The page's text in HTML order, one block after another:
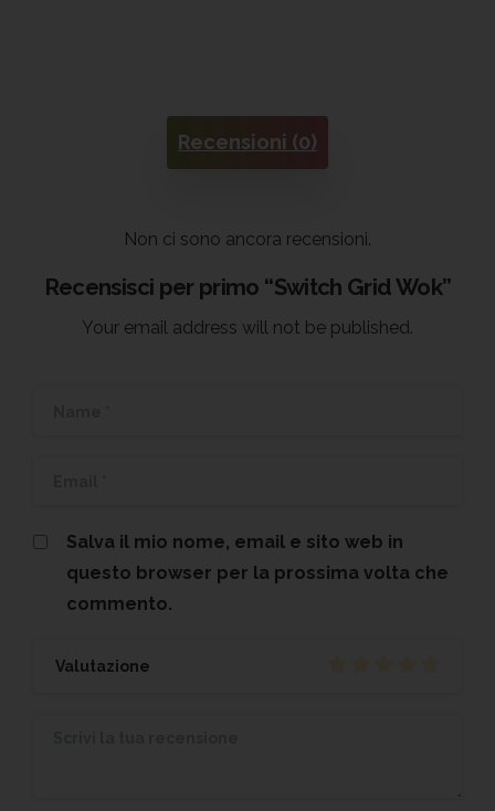
Recensioni (0)
Non ci sono ancora recensioni.
Recensisci per primo “Switch Grid Wok”
Your email address will not be published.
Salva il mio nome, email e sito web in
questo browser per la prossima volta che
commento.
Valutazione